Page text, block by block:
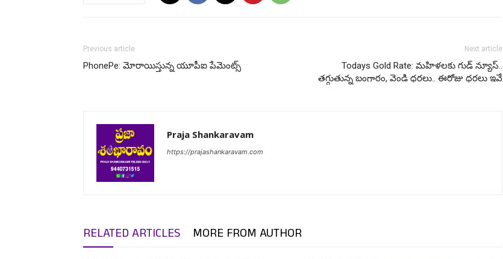
Previous article
PhonePe: మోరాయిస్తున్న యూపీఐ పేమెంట్స్
Next article
Todays Gold Rate: మహిళలకు గుడ్ న్యూస్..
తగ్గుతున్న బంగారం, వెండి ధరలు.. ఈరోజు ధరలు ఇవే
Praja Shankaravam
https://prajashankaravam.com
RELATED ARTICLES MORE FROM AUTHOR